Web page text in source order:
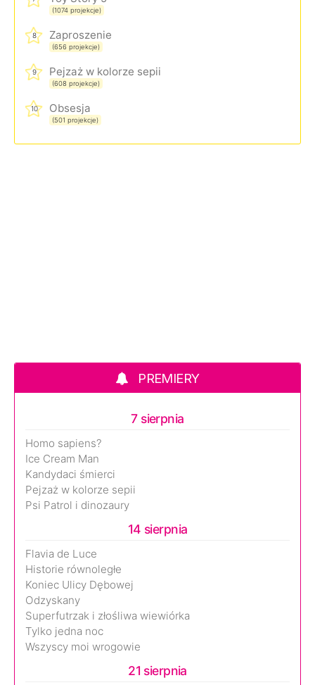
(1074 projekcje)
8 Zaproszenie
(656 projekcje)
9 Pejzaż w kolorze sepii
(608 projekcje)
10 Obsesja
(501 projekcje)
PREMIERY
7 sierpnia
Homo sapiens?
Ice Cream Man
Kandydaci śmierci
Pejzaż w kolorze sepii
Psi Patrol i dinozaury
14 sierpnia
Flavia de Luce
Historie równoległe
Koniec Ulicy Dębowej
Odzyskany
Superfutrzak i złośliwa wiewiórka
Tylko jedna noc
Wszyscy moi wrogowie
21 sierpnia